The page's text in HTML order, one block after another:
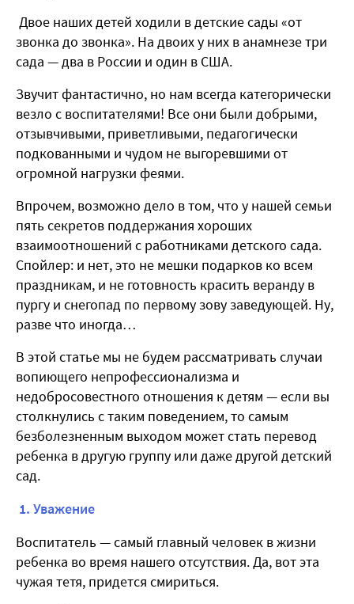
Двое наших детей ходили в детские сады «от
звонка до звонка». На двоих у них в анамнезе три
сада — два в России и один в США.
Звучит фантастично, но нам всегда категорически
везло с воспитателями! Все они были добрыми,
отзывчивыми, приветливыми, педагогически
подкованными и чудом не выгоревшими от
огромной нагрузки феями.
Впрочем, возможно дело в том, что у нашей семьи
пять секретов поддержания хороших
взаимоотношений с работниками детского сада.
Спойлер: и нет, это не мешки подарков ко всем
праздникам, и не готовность красить веранду в
пургу и снегопад по первому зову заведующей. Ну,
разве что иногда…
В этой статье мы не будем рассматривать случаи
вопиющего непрофессионализма и
недобросовестного отношения к детям — если вы
столкнулись с таким поведением, то самым
безболезненным выходом может стать перевод
ребенка в другую группу или даже другой детский
сад.
1. Уважение
Воспитатель — самый главный человек в жизни
ребенка во время нашего отсутствия. Да, вот эта
чужая тетя, придется смириться.